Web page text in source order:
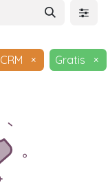
CRM × Gratis ×